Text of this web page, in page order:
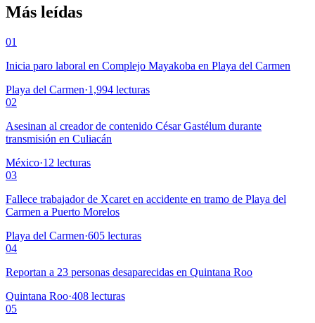
Más leídas
01
Inicia paro laboral en Complejo Mayakoba en Playa del Carmen
Playa del Carmen·1,994 lecturas
02
Asesinan al creador de contenido César Gastélum durante
transmisión en Culiacán
México·12 lecturas
03
Fallece trabajador de Xcaret en accidente en tramo de Playa del
Carmen a Puerto Morelos
Playa del Carmen·605 lecturas
04
Reportan a 23 personas desaparecidas en Quintana Roo
Quintana Roo·408 lecturas
05